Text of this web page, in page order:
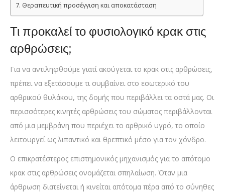
Θεραπευτική προσέγγιση και αποκατάσταση
Τι προκαλεί το φυσιολογικό κρακ στις
αρθρώσεις;
Για να αντιληφθούμε γιατί ακούγεται το κρακ στις αρθρώσεις,
πρέπει να εξετάσουμε τι συμβαίνει στο εσωτερικό του
αρθρικού θυλάκου, της δομής που περιβάλλει τα οστά μας. Οι
περισσότερες κινητές αρθρώσεις του σώματος περιβάλλονται
από μια μεμβράνη που περιέχει το αρθρικό υγρό, το οποίο
λειτουργεί ως λιπαντικό και θρεπτικό μέσο για τον χόνδρο.
Ο επικρατέστερος επιστημονικός μηχανισμός για το απότομο
κρακ στις αρθρώσεις ονομάζεται σπηλαίωση. Όταν μια
άρθρωση διατείνεται ή κινείται απότομα πέρα από το σύνηθες